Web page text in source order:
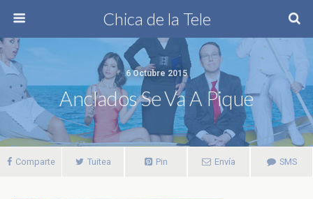
Chica de la Tele
6 Octubre 2015
Anclados Se Va A Pique
Comparte Tuitea Pin Envía SMS